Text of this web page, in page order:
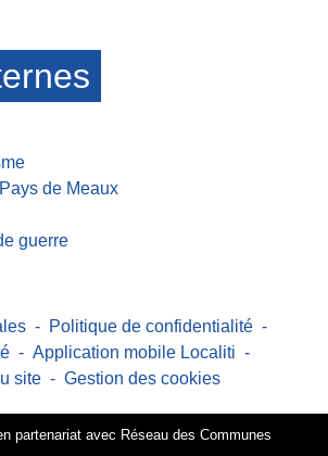
de Meaux
guerre
- Politique de confidentialité -
- Application mobile Localiti -
site - Gestion des cookies
partenariat avec Réseau des Communes